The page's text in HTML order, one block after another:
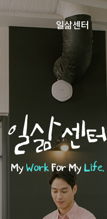
일삶센터
일삶센터
MyWorkFor MyLife.